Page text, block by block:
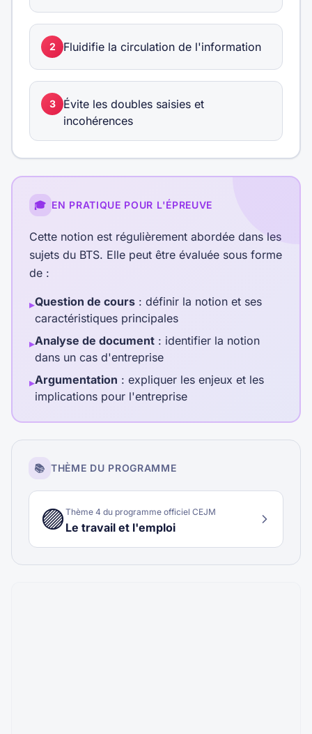
2 Fluidifie la circulation de l'information
3
Évite les doubles saisies et
incohérences
🎓 EN PRATIQUE POUR L'ÉPREUVE
Cette notion est régulièrement abordée dans les
sujets du BTS. Elle peut être évaluée sous forme
de :
▸Question de cours : définir la notion et ses
caractéristiques principales
▸Analyse de document : identifier la notion
dans un cas d'entreprise
▸Argumentation : expliquer les enjeux et les
implications pour l'entreprise
📚 THÈME DU PROGRAMME
🟣 Thème 4 du programme officiel CEJM
Le travail et l'emploi